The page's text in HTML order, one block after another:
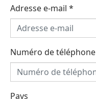
Adresse e-mail *
Numéro de téléphone
Pays